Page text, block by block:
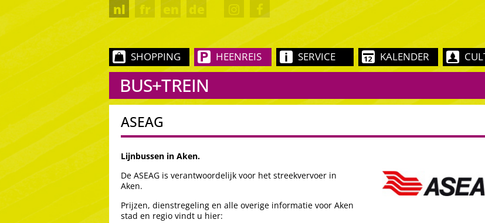
nl fr de
SHOPPING HEENREIS SERVICE KALENDER
BUS+TREIN
ASEAG
Lijnbussen in Aken.
De ASEAG is verantwoordelijk voor het streekvervoer in
Aken.
Prijzen, dienstregeling en alle overige informatie voor Aken
stad en regio vindt u hier: